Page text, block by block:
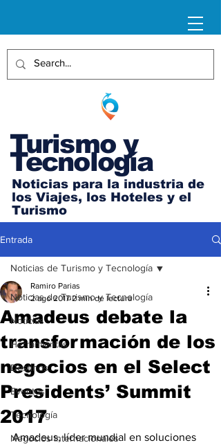
Turismo y
Tecnología
Noticias para la industria de
los Viajes, los Hoteles y el
Turismo
Entrada
Noticias de Turismo y Tecnología
Noticias
Herramientas
Destinos
Eventos
Tecnología
Negocios Internacionales
Noticias de Turismo y Tecnología
Amadeus debate la
transformación de los
negocios en el Select
Presidents’ Summit
2017
Ramiro Parias
2 ago 2017 2 min de lectura
Amadeus, líder mundial en soluciones